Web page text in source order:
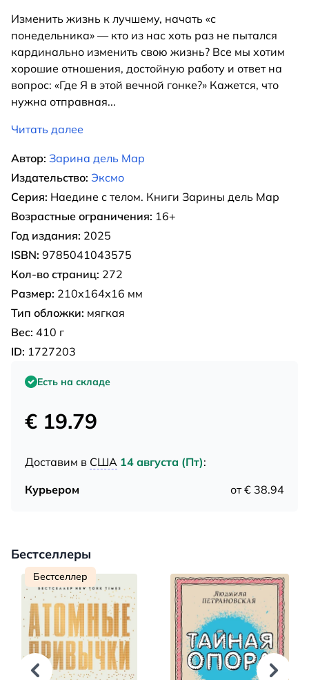
Изменить жизнь к лучшему, начать «с
понедельника» — кто из нас хоть раз не пытался
кардинально изменить свою жизнь? Все мы хотим
хорошие отношения, достойную работу и ответ на
вопрос: «Где Я в этой вечной гонке?» Кажется, что
нужна отправная...
Читать далее
Автор: Зарина дель Мар
Издательство: Эксмо
Серия: Наедине с телом. Книги Зарины дель Мар
Возрастные ограничения: 16+
Год издания: 2025
ISBN: 9785041043575
Кол-во страниц: 272
Размер: 210х164х16 мм
Тип обложки: мягкая
Вес: 410 г
ID: 1727203
Есть на складе
€ 19.79
Доставим в США 14 августа (Пт):
Курьером
от € 38.94
Бестселлеры
Бестселлер